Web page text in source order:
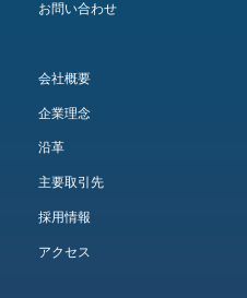
お問い合わせ
会社概要
企業理念
沿革
主要取引先
採用情報
アクセス